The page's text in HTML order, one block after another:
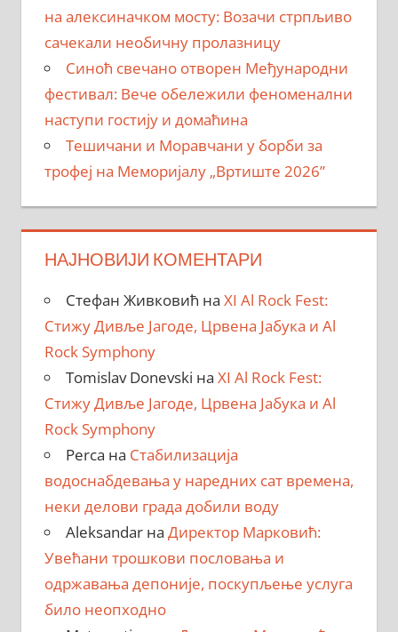
на алексиначком мосту: Возачи стрпљиво
сачекали необичну пролазницу
Синоћ свечано отворен Међународни
фестивал: Вече обележили феноменални
наступи гостију и домаћина
Тешичани и Моравчани у борби за
трофеј на Меморијалу „Вртиште 2026”
НАЈНОВИЈИ КОМЕНТАРИ
Стефан Живковић на XI Al Rock Fest:
Стижу Дивље Јагоде, Црвена Јабука и Al
Rock Symphony
Tomislav Donevski на XI Al Rock Fest:
Стижу Дивље Јагоде, Црвена Јабука и Al
Rock Symphony
Perca на Стабилизација
водоснабдевања у наредних сат времена,
неки делови града добили воду
Aleksandarна Директор Марковић:
Увећани трошкови пословања и
одржавања депоније, поскупљење услуга
било неопходно